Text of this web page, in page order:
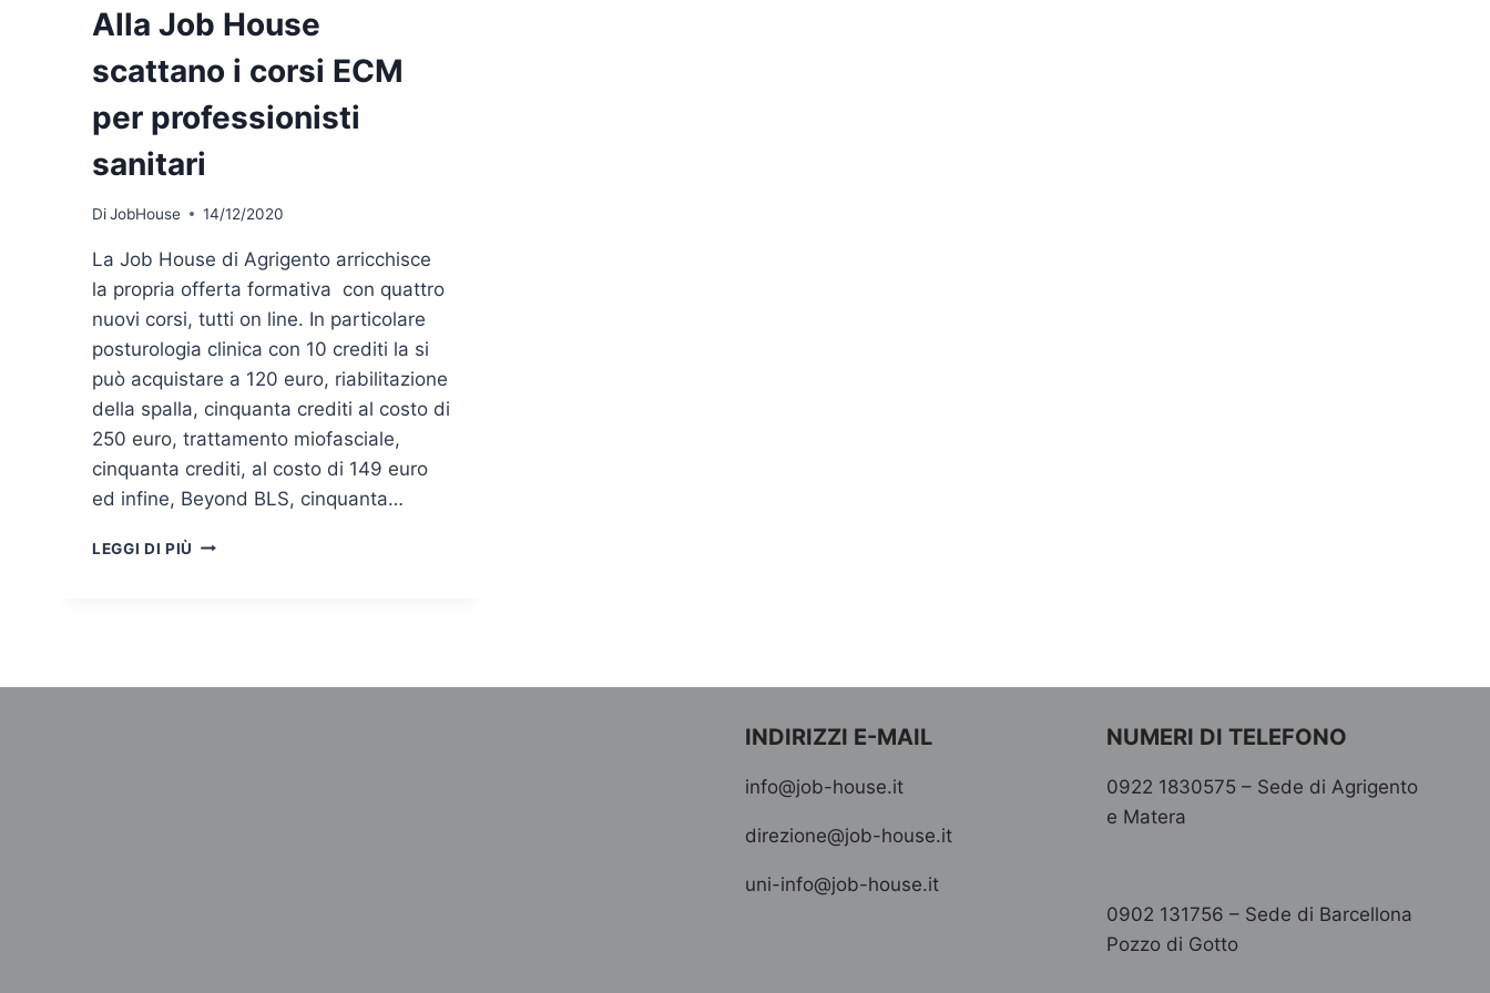
Alla Job House
scattano i corsi ECM
per professionisti
sanitari
DiJobHouse 14/12/2020
La Job House di Agrigento arricchisce
la propria offerta formativa con quattro
nuovi corsi, tutti on line. In particolare
posturologia clinica con 10 crediti la si
può acquistare a 120 euro, riabilitazione
della spalla, cinquanta crediti al costo di
250 euro, trattamento miofasciale,
cinquanta crediti, al costo di 149 euro
ed infine, Beyond BLS, cinquanta…
LEGGI DI PIÙ ALLA
INDIRIZZI E-MAIL
info@job-house.it
direzione@job-house.it
uni-info@job-house.it
NUMERI DI TELEFONO
0922 1830575 – Sede di Agrigento
e Matera
0902 131756 – Sede di Barcellona
Pozzo di Gotto